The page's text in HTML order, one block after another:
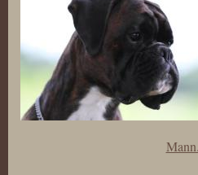
Mann.